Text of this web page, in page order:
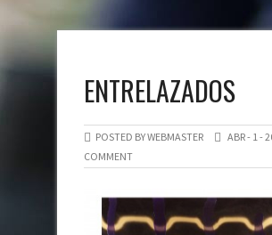
ENTRELAZADOS
POSTED BY WEBMASTER ABR - 1 -
COMMENT